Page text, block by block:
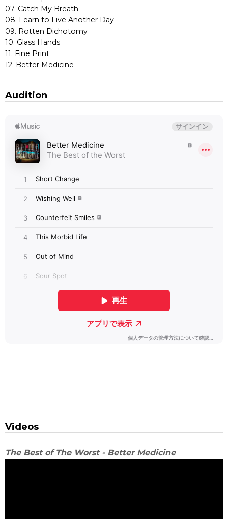
07. Catch My Breath
08. Learn to Live Another Day
09. Rotten Dichotomy
10. Glass Hands
11. Fine Print
12. Better Medicine
Audition
Videos
The Best of The Worst - Better Medicine